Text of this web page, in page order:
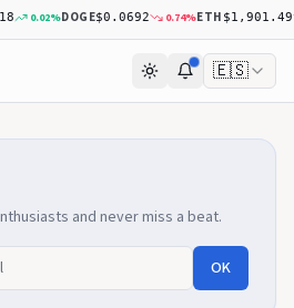
%DOGE$0.0692 0.74%ETH$1,901.49 0.28
🇪🇸
and never miss a beat.
OK